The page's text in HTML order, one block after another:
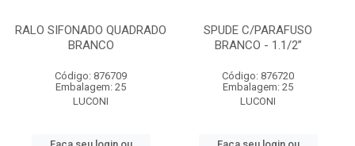
RALO SIFONADO QUADRADO
BRANCO
Código: 876709
Embalagem: 25
LUCONI
SPUDE C/PARAFUSO
BRANCO - 1.1/2”
Código: 876720
Embalagem: 25
LUCONI